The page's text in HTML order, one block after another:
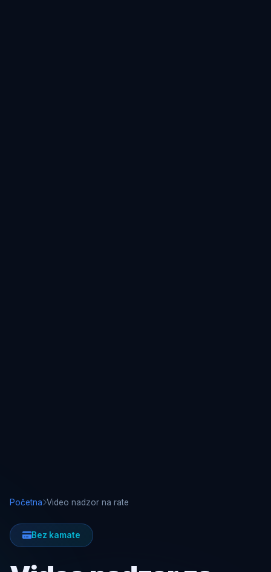
Početna Video nadzor na rate
Bez kamate